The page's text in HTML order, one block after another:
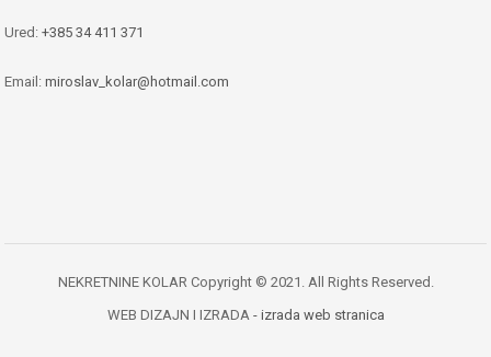
Ured: +385 34 411 371
Email: miroslav_kolar@hotmail.com
NEKRETNINE KOLAR Copyright © 2021. All Rights Reserved.
WEB DIZAJN I IZRADA - izrada web stranica